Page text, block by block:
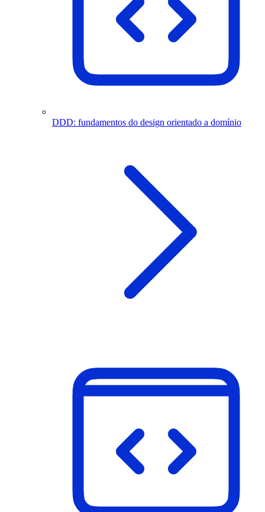
DDD: fundamentos do design orientado a domínio